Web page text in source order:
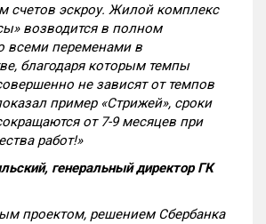
счетов эскроу. Жилой комплекс
возводится в полном
всеми переменами в
благодаря которым темпы
не зависят от темпов
пример «Стрижей», сроки
от 7-9 месяцев при
работ!»
генеральный директор ГК
проектом, решением Сбербанка